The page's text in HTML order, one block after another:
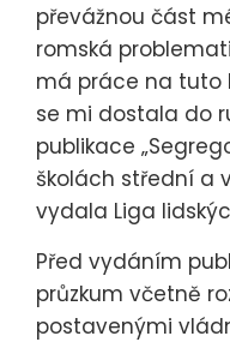
převážnou část
romská
má práce na tuto
se mi dostala do
publikace
školách střední a
vydala Liga
Před vydáním
průzkum včetně
postavenými